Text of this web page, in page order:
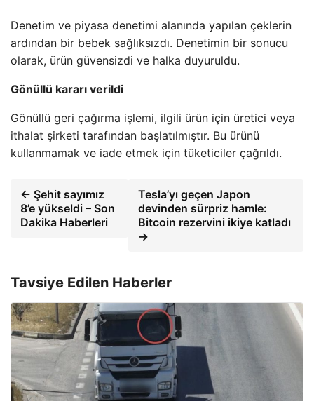
Denetim ve piyasa denetimi alanında yapılan çeklerin
ardından bir bebek sağlıksızdı. Denetimin bir sonucu
olarak, ürün güvensizdi ve halka duyuruldu.
Gönüllü kararı verildi
Gönüllü geri çağırma işlemi, ilgili ürün için üretici veya
ithalat şirketi tarafından başlatılmıştır. Bu ürünü
kullanmamak ve iade etmek için tüketiciler çağrıldı.
← Şehit sayımız
8’e yükseldi – Son
Dakika Haberleri
Tesla’yı geçen Japon
devinden sürpriz hamle:
Bitcoin rezervini ikiye katladı
→
Tavsiye Edilen Haberler